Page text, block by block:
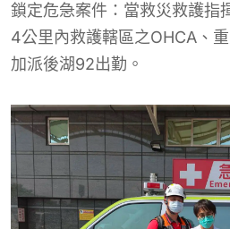
鎖定危急案件：當救災救護指
4公里內救護轄區之OHCA、
加派後湖92出勤。